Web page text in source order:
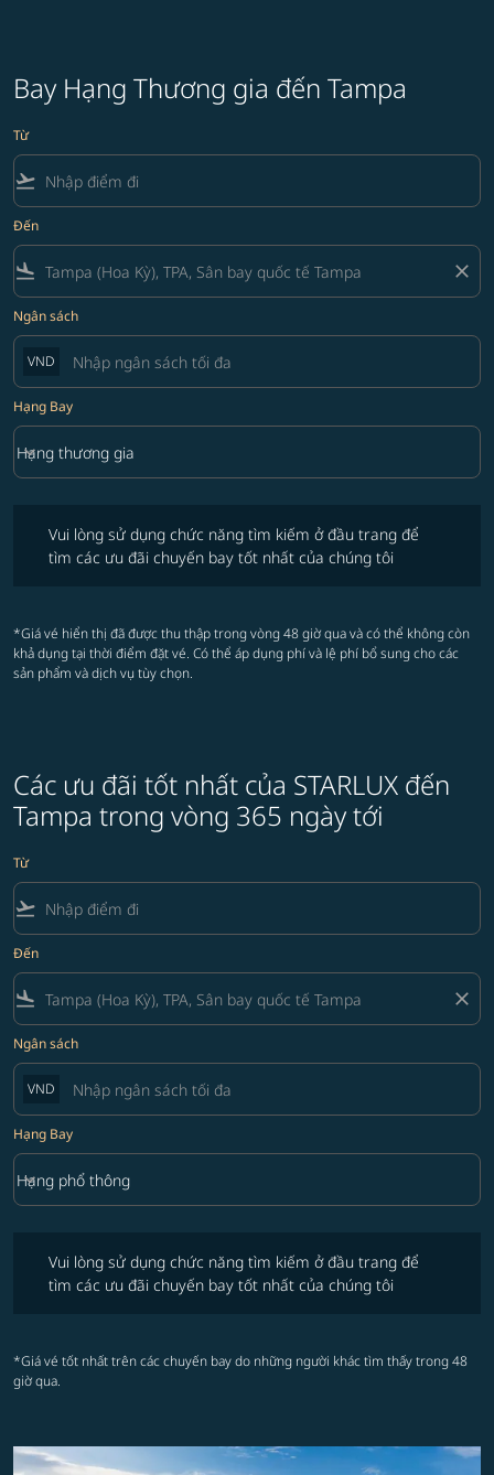
Bay Hạng Thương gia đến Tampa
Từ
flight_takeoff
Đến
flight_land close
Ngân sách
VND
Hạng Bay
Hạng Bay option Hạng thương gia Selected
Hạng thương gia
keyboard_arrow_down
Vui lòng sử dụng chức năng tìm kiếm ở đầu trang để
tìm các ưu đãi chuyến bay tốt nhất của chúng tôi
*Giá vé hiển thị đã được thu thập trong vòng 48 giờ qua và có thể không còn
khả dụng tại thời điểm đặt vé. Có thể áp dụng phí và lệ phí bổ sung cho các
sản phẩm và dịch vụ tùy chọn.
Các ưu đãi tốt nhất của STARLUX đến
Tampa trong vòng 365 ngày tới
Từ
flight_takeoff
Đến
flight_land close
Ngân sách
VND
Hạng Bay
Hạng Bay option Hạng phổ thông Selected
Hạng phổ thông
keyboard_arrow_down
Vui lòng sử dụng chức năng tìm kiếm ở đầu trang để
tìm các ưu đãi chuyến bay tốt nhất của chúng tôi
*Giá vé tốt nhất trên các chuyến bay do những người khác tìm thấy trong 48
giờ qua.